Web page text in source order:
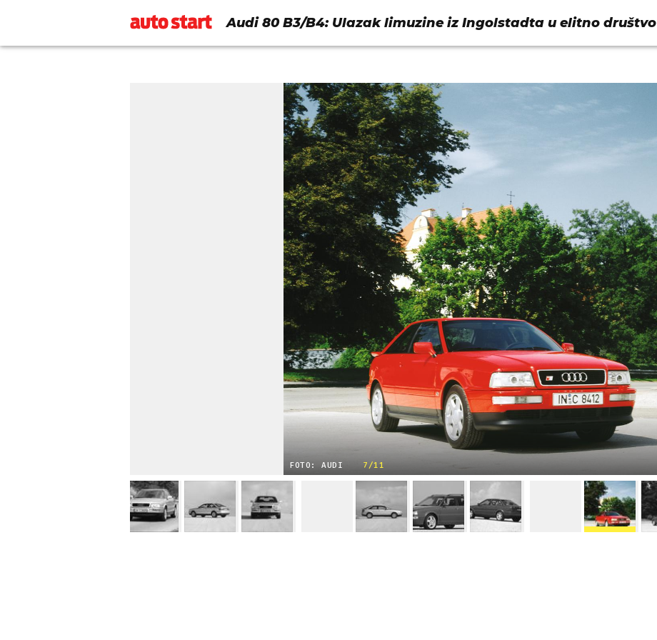
Audi 80 B3/B4: Ulazak limuzine iz Ingolstadta u elitno društvo
FOTO: AUDI 7/11